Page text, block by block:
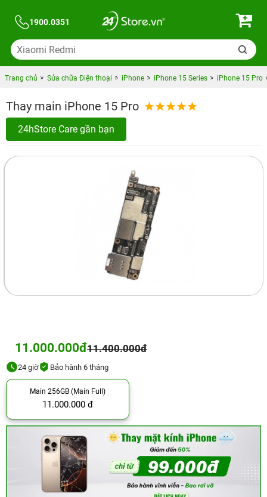
1900.0351
Trang chủ Sửa chữa Điện thoại iPhone iPhone 15 Series iPhone 15 Pro
Thay main iPhone 15 Pro
24hStore Care gần bạn
11.000.000đ11.400.000đ
24 giờ Bảo hành 6 tháng
Main 256GB (Main Full)
11.000.000 đ